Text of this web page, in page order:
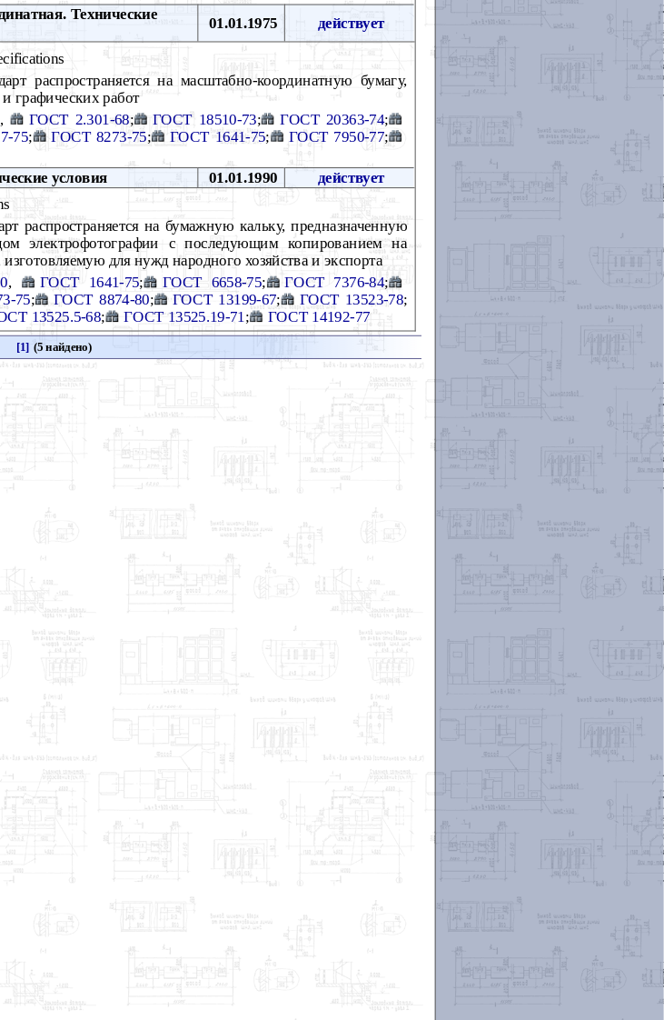
Технические
01.01.1975 действует
распространяется на масштабно-координатную бумагу,
графических работ
ГОСТ 2.301-68; ГОСТ 18510-73; ГОСТ 20363-74;
75; ГОСТ 8273-75; ГОСТ 1641-75; ГОСТ 7950-77;
условия 01.01.1990
действует
распространяется на бумажную кальку, предназначенную
электрофотографии с последующим копированием на
для нужд народного хозяйства и экспорта
, ГОСТ 1641-75; ГОСТ 6658-75; ГОСТ 7376-84;
75; ГОСТ 8874-80; ГОСТ 13199-67; ГОСТ 13523-78;
13525.5-68; ГОСТ 13525.19-71 ; ГОСТ 14192-77
[1] (5 найдено)